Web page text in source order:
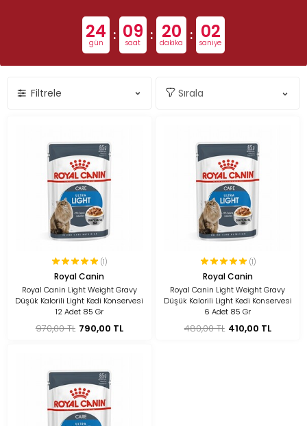
24
gün : 09
saat : 20
dakika : 02
saniye
Filtrele
(1)
Royal Canin
Royal Canin Light Weight Gravy
Düşük Kalorili Light Kedi Konservesi
12 Adet 85 Gr
970,00 TL 790,00 TL
(1)
Royal Canin
Royal Canin Light Weight Gravy
Düşük Kalorili Light Kedi Konservesi
6 Adet 85 Gr
480,00 TL 410,00 TL